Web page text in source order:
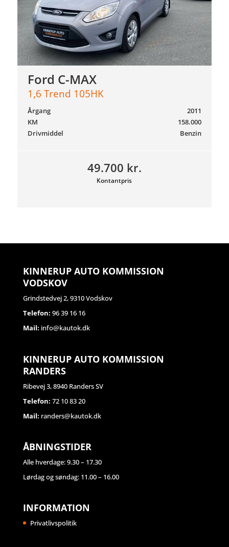
Ford C-MAX
1,6 Trend 105HK
49.700 kr.
Kontantpris
2011
Årgang
158.000
KM
Benzin
Drivmiddel
KINNERUP AUTO KOMMISSION
VODSKOV
Grindstedvej 2, 9310 Vodskov
Telefon: 96 39 16 16
Mail: info@kautok.dk
KINNERUP AUTO KOMMISSION
RANDERS
Ribevej 3, 8940 Randers SV
Telefon: 72 10 83 20
Mail: randers@kautok.dk
ÅBNINGSTIDER
Alle hverdage: 9.30 – 17.30
Lørdag og søndag: 11.00 – 16.00
INFORMATION
Privatlivspolitik